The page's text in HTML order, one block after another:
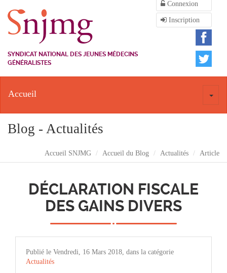
Connexion
Inscription
SYNDICAT NATIONAL DES JEUNES MÉDECINS
GÉNÉRALISTES
Toggle
Accueil
Blog - Actualités
Accueil SNJMG Accueil du Blog Actualités Article
DÉCLARATION FISCALE
DES GAINS DIVERS
Publié le Vendredi, 16 Mars 2018, dans la catégorie
Actualités